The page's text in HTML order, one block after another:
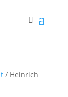
/ Heinrich